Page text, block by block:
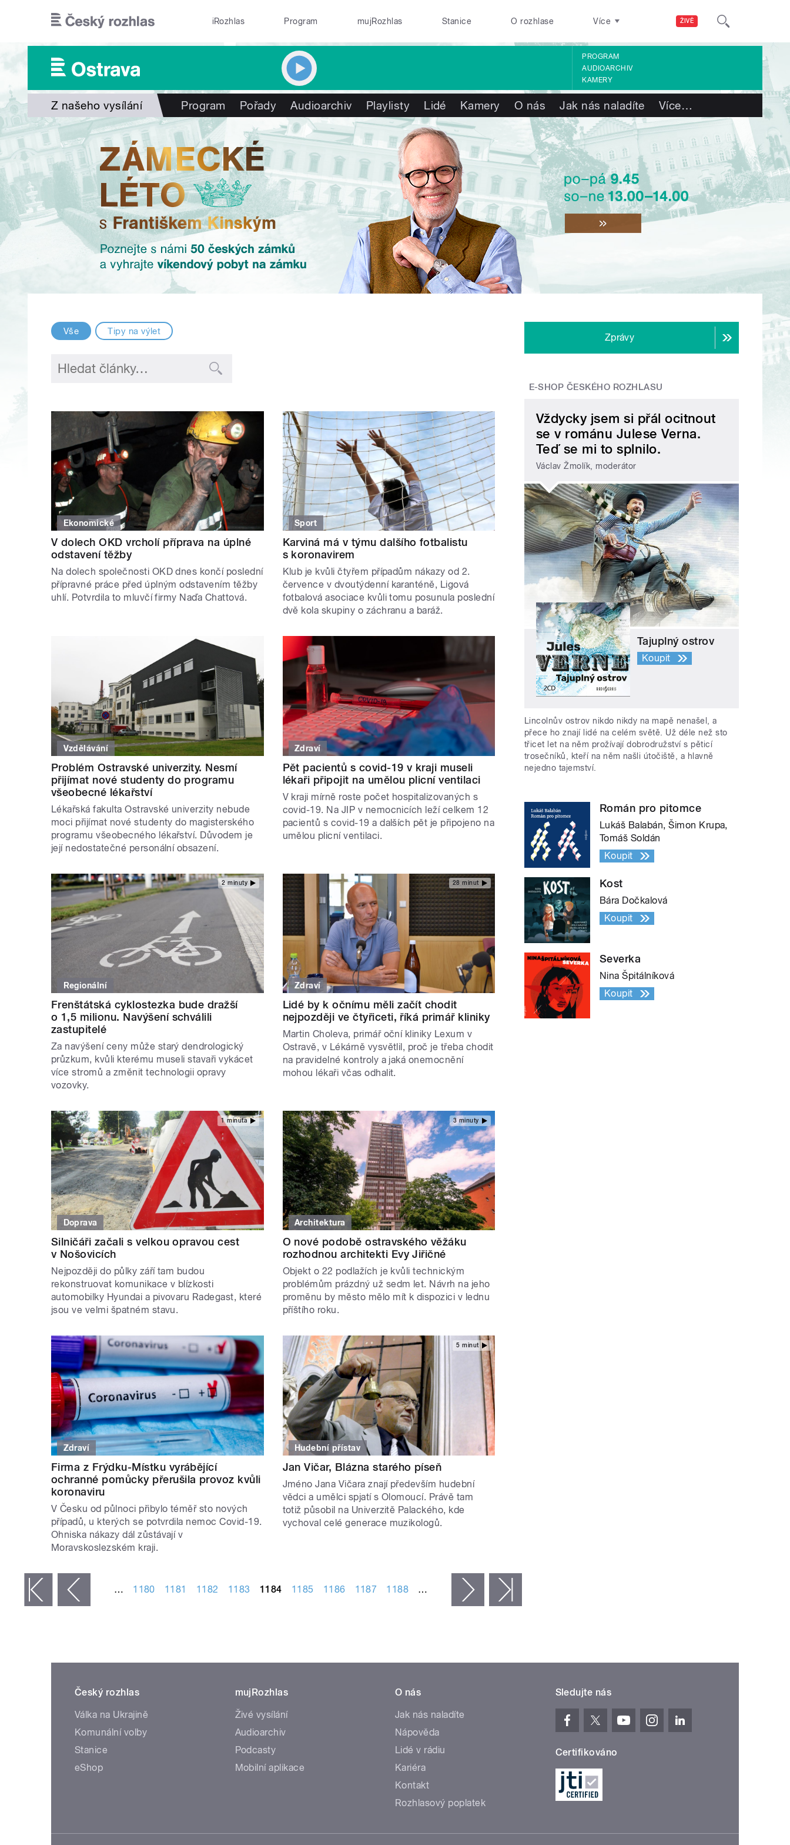
ŽIVĚ
iRozhlas Program mujRozhlas Stanice O rozhlase Více
PROGRAM
AUDIOARCHIV
KAMERY
Z našeho vysílání Program Pořady Audioarchiv Playlisty Lidé Kamery O nás Jak nás naladíte Více…
Vše Tipy na výlet
Ekonomické
V dolech OKD vrcholí příprava na úplné
odstavení těžby
Na dolech společnosti OKD dnes končí poslední
přípravné práce před úplným odstavením těžby
uhlí. Potvrdila to mluvčí firmy Naďa Chattová.
Sport
Karviná má v týmu dalšího fotbalistu
s koronavirem
Klub je kvůli čtyřem případům nákazy od 2.
července v dvoutýdenní karanténě, Ligová
fotbalová asociace kvůli tomu posunula poslední
dvě kola skupiny o záchranu a baráž.
Vzdělávání
Problém Ostravské univerzity. Nesmí
přijímat nové studenty do programu
všeobecné lékařství
Lékařská fakulta Ostravské univerzity nebude
moci přijímat nové studenty do magisterského
programu všeobecného lékařství. Důvodem je
její nedostatečné personální obsazení.
Zdraví
Pět pacientů s covid-19 v kraji museli
lékaři připojit na umělou plicní ventilaci
V kraji mírně roste počet hospitalizovaných s
covid-19. Na JIP v nemocnicích leží celkem 12
pacientů s covid-19 a dalších pět je připojeno na
umělou plicní ventilaci.
2 minuty
Regionální
Frenštátská cyklostezka bude dražší
o 1,5 milionu. Navýšení schválili
zastupitelé
Za navýšení ceny může starý dendrologický
průzkum, kvůli kterému museli stavaři vykácet
více stromů a změnit technologii opravy
vozovky.
28 minut
Zdraví
Lidé by k očnímu měli začít chodit
nejpozději ve čtyřiceti, říká primář kliniky
Martin Choleva, primář oční kliniky Lexum v
Ostravě, v Lékárně vysvětlil, proč je třeba chodit
na pravidelné kontroly a jaká onemocnění
mohou lékaři včas odhalit.
1 minuta
Doprava
Silničáři začali s velkou opravou cest
v Nošovicích
Nejpozději do půlky září tam budou
rekonstruovat komunikace v blízkosti
automobilky Hyundai a pivovaru Radegast, které
jsou ve velmi špatném stavu.
3 minuty
Architektura
O nové podobě ostravského věžáku
rozhodnou architekti Evy Jiřičné
Objekt o 22 podlažích je kvůli technickým
problémům prázdný už sedm let. Návrh na jeho
proměnu by město mělo mít k dispozici v lednu
příštího roku.
Zdraví
Firma z Frýdku-Místku vyrábějící
ochranné pomůcky přerušila provoz kvůli
koronaviru
V Česku od půlnoci přibylo téměř sto nových
případů, u kterých se potvrdila nemoc Covid-19.
Ohniska nákazy dál zůstávají v
Moravskoslezském kraji.
5 minut
Hudební přístav
Jan Vičar, Blázna starého píseň
Jméno Jana Vičara znají především hudební
vědci a umělci spjatí s Olomoucí. Právě tam
totiž působil na Univerzitě Palackého, kde
vychoval celé generace muzikologů.
‹ předchozí … 1180 1181 1182 1183 1184 1185 1186 1187 1188 … následující ›
Zprávy
E-SHOP ČESKÉHO ROZHLASU
Vždycky jsem si přál ocitnout
se v románu Julese Verna.
Teď se mi to splnilo.
Václav Žmolík, moderátor
Tajuplný ostrov
Koupit
Lincolnův ostrov nikdo nikdy na mapě nenašel, a
přece ho znají lidé na celém světě. Už déle než sto
třicet let na něm prožívají dobrodružství s pěticí
trosečníků, kteří na něm našli útočiště, a hlavně
nejedno tajemství.
Román pro pitomce
Lukáš Balabán, Šimon Krupa,
Tomáš Soldán
Koupit
Kost
Bára Dočkalová
Koupit
Severka
Nina Špitálníková
Koupit
Český rozhlas
Válka na Ukrajině
Komunální volby
Stanice
eShop
mujRozhlas
Živé vysílání
Audioarchiv
Podcasty
Mobilní aplikace
O nás
Jak nás naladíte
Nápověda
Lidé v rádiu
Kariéra
Kontakt
Rozhlasový poplatek
Sledujte nás
Certifikováno